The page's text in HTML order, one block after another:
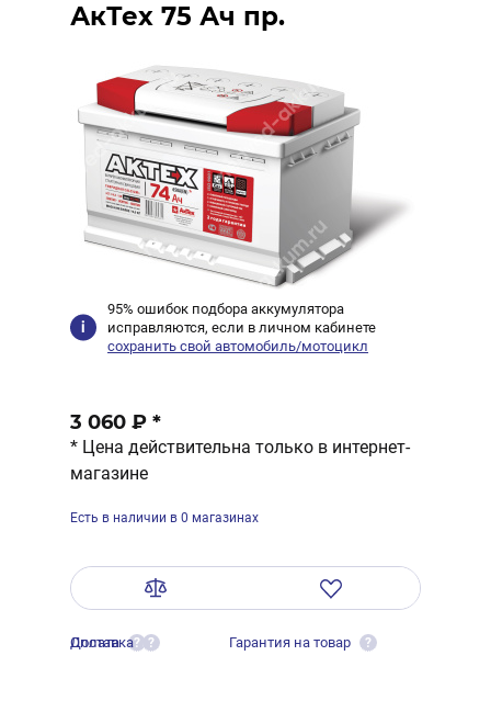
АкТех 75 Ач пр.
95% ошибок подбора аккумулятора
исправляются, если в личном кабинете
сохранить свой автомобиль/мотоцикл
3 060 ₽ *
* Цена действительна только в интернет-
магазине
Есть в наличии в 0 магазинах
Оплата ?
Доставка ? Гарантия на товар ?